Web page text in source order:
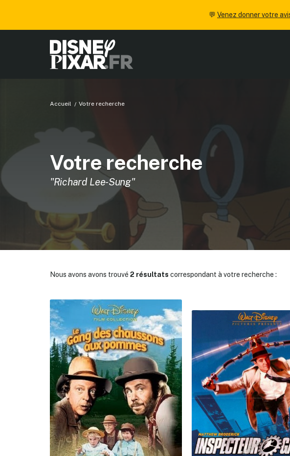
💬 Venez donner votre
Accueil Votre recherche
Votre recherche
"Richard Lee-Sung"
Nous avons avons trouvé 2 résultats correspondant à votre recherche :
✕